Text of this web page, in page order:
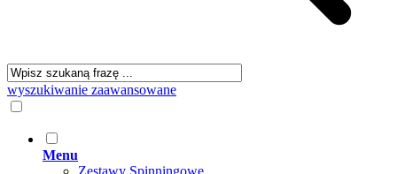
wyszukiwanie zaawansowane
Menu
Zestawy Spinningowe